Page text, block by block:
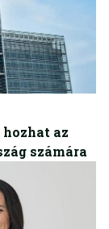
az
számára